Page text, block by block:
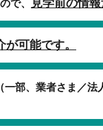
で、 見学前の情報
可能です。
一部、業者さま／法